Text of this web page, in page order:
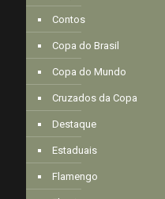
Contos
Copa do Brasil
Copa do Mundo
Cruzados da Copa
Destaque
Estaduais
Flamengo